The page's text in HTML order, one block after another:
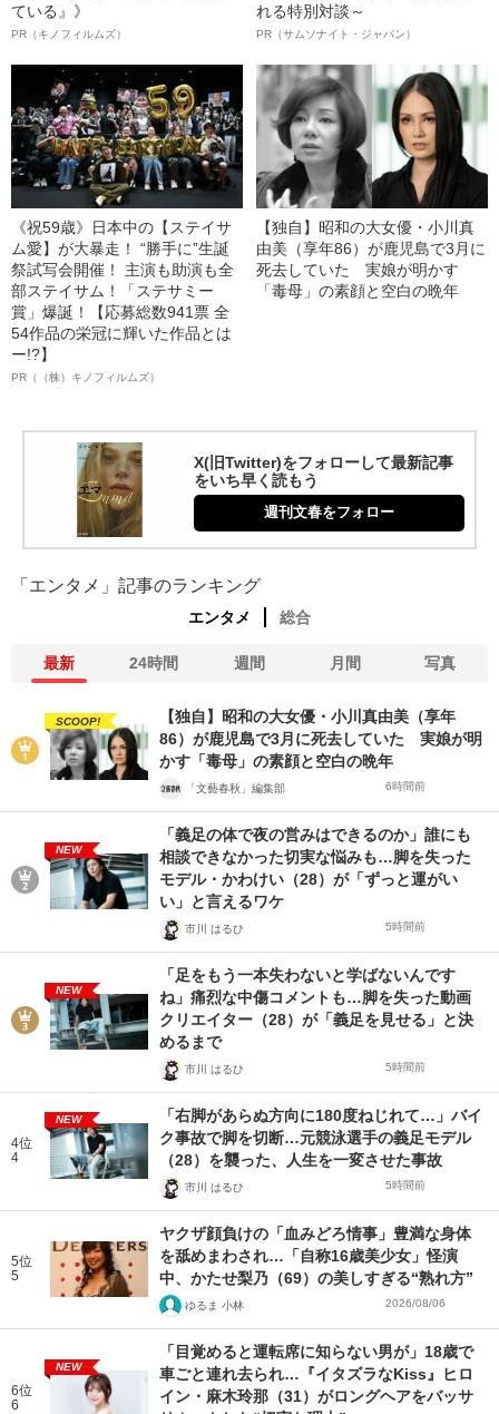
ている』》
PR（キノフィルムズ）
れる特別対談～
PR（サムソナイト・ジャパン）
《祝59歳》日本中の【ステイサ
ム愛】が大暴走！ “勝手に”生誕
祭試写会開催！ 主演も助演も全
部ステイサム！「ステサミー
賞」爆誕！【応募総数941票 全
54作品の栄冠に輝いた作品とは
ー!?】
PR（（株）キノフィルムズ）
【独自】昭和の大女優・小川真
由美（享年86）が鹿児島で3月に
死去していた 実娘が明かす
「毒母」の素顔と空白の晩年
X(旧Twitter)をフォローして最新記事
をいち早く読もう
週刊文春をフォロー
「エンタメ」記事のランキング
エンタメ 総合
最新 24時間 週間 月間 写真
SCOOP!
【独自】昭和の大女優・小川真由美（享年
86）が鹿児島で3月に死去していた 実娘が明
かす「毒母」の素顔と空白の晩年
「文藝春秋」編集部 6時間前
NEW
「義足の体で夜の営みはできるのか」誰にも
相談できなかった切実な悩みも…脚を失った
モデル・かわけい（28）が「ずっと運がい
い」と言えるワケ
市川 はるひ 5時間前
NEW
「足をもう一本失わないと学ばないんです
ね」痛烈な中傷コメントも…脚を失った動画
クリエイター（28）が「義足を見せる」と決
めるまで
市川 はるひ 5時間前
4位
4
NEW
「右脚があらぬ方向に180度ねじれて…」バイ
ク事故で脚を切断…元競泳選手の義足モデル
（28）を襲った、人生を一変させた事故
市川 はるひ 5時間前
5位
5
ヤクザ顔負けの「血みどろ情事」豊満な身体
を舐めまわされ…「自称16歳美少女」怪演
中、かたせ梨乃（69）の美しすぎる“熟れ方”
ゆるま 小林 2026/08/06
6位
6
NEW
「目覚めると運転席に知らない男が」18歳で
車ごと連れ去られ…『イタズラなKiss』ヒロ
イン・麻木玲那（31）がロングヘアをバッサ